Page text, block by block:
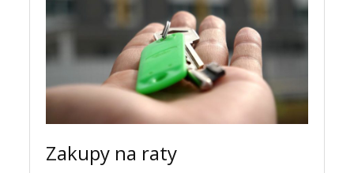
Zakupy na raty